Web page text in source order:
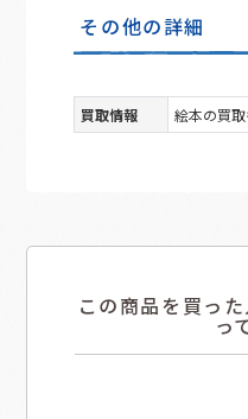
その他の詳細
買取情報 絵本の買
この商品を買っ
っ